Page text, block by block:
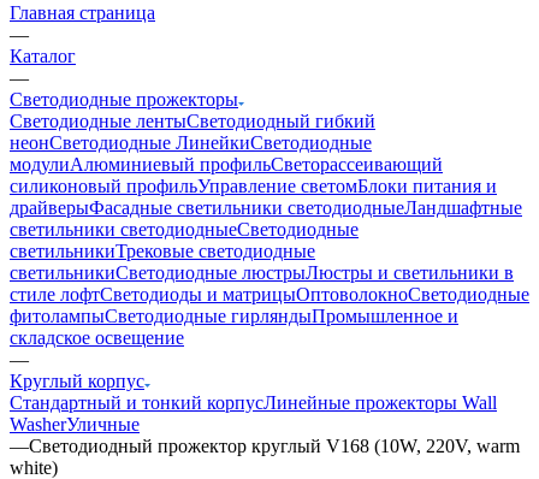
Главная страница
—
Каталог
—
Светодиодные прожекторы
Светодиодные лентыСветодиодный гибкий
неонСветодиодные ЛинейкиСветодиодные
модулиАлюминиевый профильСветорассеивающий
силиконовый профильУправление светомБлоки питания и
драйверыФасадные светильники светодиодныеЛандшафтные
светильники светодиодныеСветодиодные
светильникиТрековые светодиодные
светильникиСветодиодные люстрыЛюстры и светильники в
стиле лофтСветодиоды и матрицыОптоволокноСветодиодные
фитолампыСветодиодные гирляндыПромышленное и
складское освещение
—
Круглый корпус
Стандартный и тонкий корпусЛинейные прожекторы Wall
WasherУличные
—Светодиодный прожектор круглый V168 (10W, 220V, warm
white)